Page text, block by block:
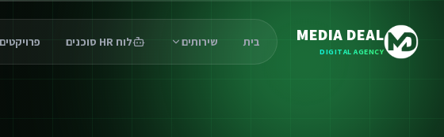
MEDIA DEAL
DIGITAL AGENCY
בית שירותים לוח HR סוכנים פרויקטים